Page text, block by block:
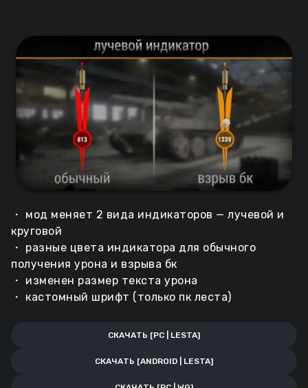
・ мод меняет 2 вида индикаторов — лучевой и
круговой
・ разные цвета индикатора для обычного
получения урона и взрыва бк
・ изменен размер текста урона
・ кастомный шрифт (только пк леста)
СКАЧАТЬ [PC | LESTA]
СКАЧАТЬ [ANDROID | LESTA]